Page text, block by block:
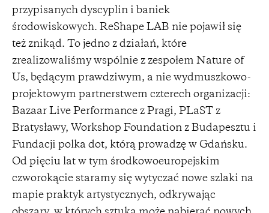
przypisanych dyscyplin i baniek
środowiskowych. ReShape LAB nie pojawił się
też znikąd. To jedno z działań, które
zrealizowaliśmy wspólnie z zespołem Nature of
Us, będącym prawdziwym, a nie wydmuszkowo-
projektowym partnerstwem czterech organizacji:
Bazaar Live Performance z Pragi, PLaST z
Bratysławy, Workshop Foundation z Budapesztu i
Fundacji polka dot, którą prowadzę w Gdańsku.
Od pięciu lat w tym środkowoeuropejskim
czworokącie staramy się wytyczać nowe szlaki na
mapie praktyk artystycznych, odkrywając